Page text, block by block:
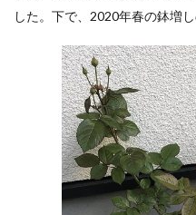
した。下で、2020年春の鉢増